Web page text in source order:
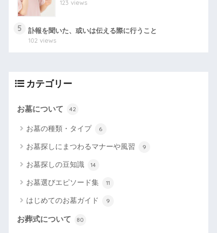
123 views
5
訃報を聞いた、或いは伝える際に行うこと
102 views
カテゴリー
お墓について 42
お墓の種類・タイプ 6
お墓探しにまつわるマナーや風習 9
お墓探しの豆知識 14
お墓選びエピソード集 11
はじめてのお墓ガイド 9
お葬式について 80